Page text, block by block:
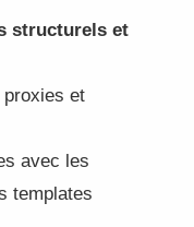
structurels et
et
avec les
templates